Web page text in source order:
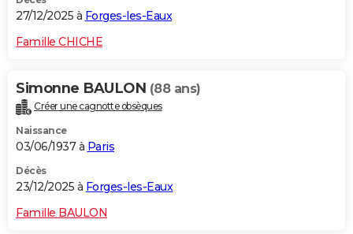
27/12/2025 à Forges-les-Eaux
Famille CHICHE
Simonne BAULON (88 ans)
Créer une cagnotte obsèques
Naissance
03/06/1937 à Paris
Décès
23/12/2025 à Forges-les-Eaux
Famille BAULON